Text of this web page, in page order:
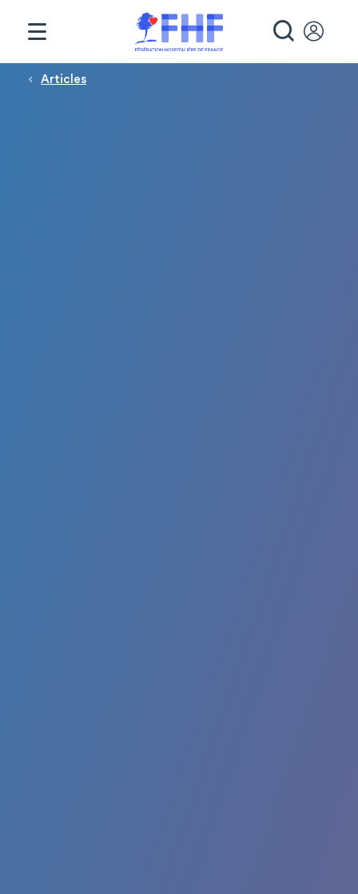
Fil d'Ariane
Articles
Panneau de gestion des cookies